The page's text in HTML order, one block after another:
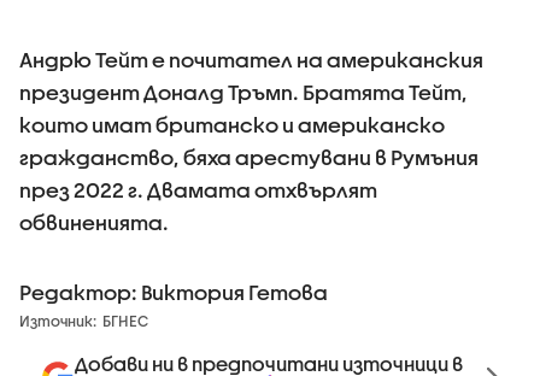
Андрю Тейт е почитател на американския
президент Доналд Тръмп. Братята Тейт,
които имат британско и американско
гражданство, бяха арестувани в Румъния
през 2022 г. Двамата отхвърлят
обвиненията.
Редактор: Виктория Гетова
Източник: БГНЕС
Добави ни в предпочитани източници в